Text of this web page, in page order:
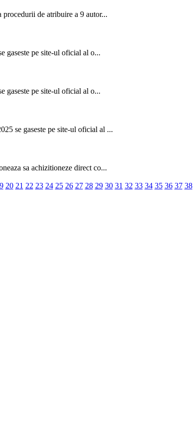
de atribuire a 9 autor...
gaseste pe site-ul oficial al o...
gaseste pe site-ul oficial al o...
se gaseste pe site-ul oficial al ...
sa achizitioneze direct co...
20 21 22 23 24 25 26 27 28 29 30 31 32 33 34 35 36 37 38